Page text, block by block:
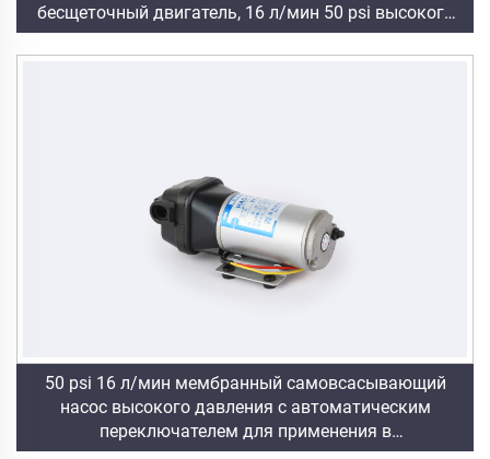
бесщеточный двигатель, 16 л/мин 50 psi высокого
давления, установка обратного осмоса
50 psi 16 л/мин мембранный самовсасывающий
насос высокого давления с автоматическим
переключателем для применения в
машиностроении